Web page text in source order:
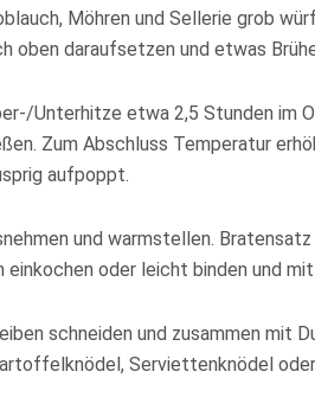
Möhren und Sellerie grob
oben daraufsetzen und etwas
Unterhitze etwa 2,5 Stunden im
Zum Abschluss Temperatur
aufpoppt.
und warmstellen.
einkochen oder leicht binden und
schneiden und zusammen mit
Serviettenknödel